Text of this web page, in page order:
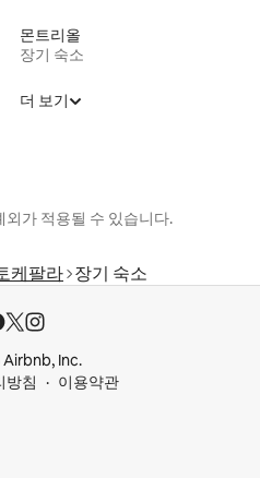
몬트리올
장기 숙소
더 보기
가 적용될 수 있습니다.
케팔라 장기 숙소
Inc.
방침
이용약관